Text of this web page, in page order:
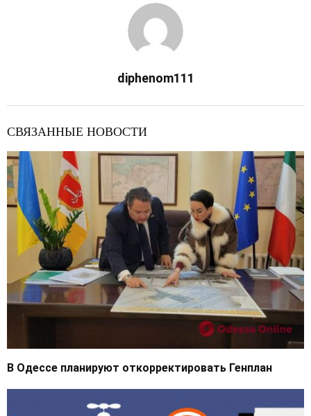
diphenom111
СВЯЗАННЫЕ НОВОСТИ
В Одессе планируют откорректировать Генплан